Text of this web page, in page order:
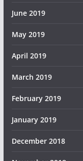
June 2019
May 2019
April 2019
March 2019
February 2019
January 2019
December 2018